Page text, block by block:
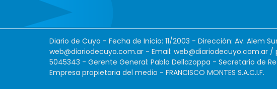
Diario de Cuyo - Fecha de Inicio: 11/2003 - Dirección: Av. Alem
web@diariodecuyo.com.ar - Email: web@diariodecuyo.com.ar /
5045343 - Gerente General: Pablo Dellazoppa - Secretario de
Empresa propietaria del medio - FRANCISCO MONTES S.A.C.I.F.